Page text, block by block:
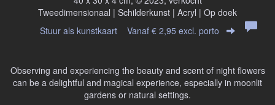
Tweedimensionaal | Schilderkunst | Acryl | Op doek
Stuur als kunstkaart Vanaf € 2,95 excl. porto
Observing and experiencing the beauty and scent of night flowers
can be a delightful and magical experience, especially in moonlit
gardens or natural settings.